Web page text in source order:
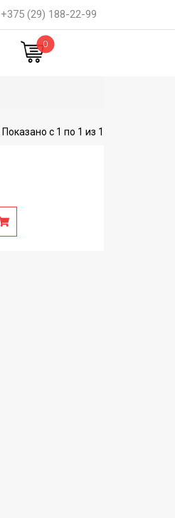
+375 (29) 188-22-99
0
Показано с 1 по 1 из 1